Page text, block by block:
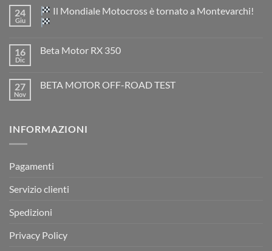
su
TM
EN
2026:
è
arrivata
24
Giu
Il Mondiale Motocross è tornato a Montevarchi!
su
Motocross
è
16
Dic
Beta Motor RX 350
Beta
27
Nov
BETA MOTOR OFF-ROAD TEST
MOTOR
INFORMAZIONI
Pagamenti
Servizio clienti
Spedizioni
Privacy Policy